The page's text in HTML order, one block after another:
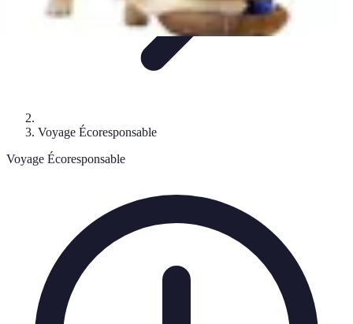
Voyage Écoresponsable
Voyage Écoresponsable